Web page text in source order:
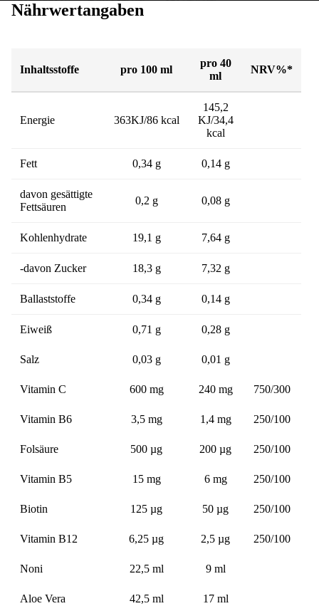
Nährwertangaben
Inhaltsstoffe pro 100 ml
pro 40
ml
NRV%*
Energie 363KJ/86 kcal
145,2
KJ/34,4
kcal
Fett 0,34 g 0,14 g
davon gesättigte
Fettsäuren
0,2 g 0,08 g
Kohlenhydrate 19,1 g 7,64 g
-davon Zucker 18,3 g 7,32 g
Ballaststoffe 0,34 g 0,14 g
Eiweiß 0,71 g 0,28 g
Salz 0,03 g 0,01 g
Vitamin C 600 mg 240 mg 750/300
Vitamin B6 3,5 mg 1,4 mg 250/100
Folsäure 500 µg 200 µg 250/100
Vitamin B5 15 mg 6 mg 250/100
Biotin 125 µg 50 µg 250/100
Vitamin B12 6,25 µg 2,5 µg 250/100
Noni 22,5 ml 9 ml
Aloe Vera 42,5 ml 17 ml